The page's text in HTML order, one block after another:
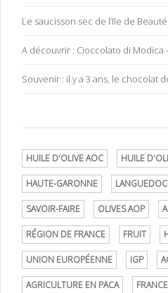
Le saucisson sec de l’Ile de Beauté
A découvrir : Cioccolato di Modica
Souvenir : il y a 3 ans, le chocolat
HUILE D'OLIVE AOC HUILE
HAUTE-GARONNE
SAVOIR-FAIRE OLIVES AOP
RÉGION DE FRANCE FRUIT
UNION EUROPÉENNE IGP
AGRICULTURE EN PACA FRANCE